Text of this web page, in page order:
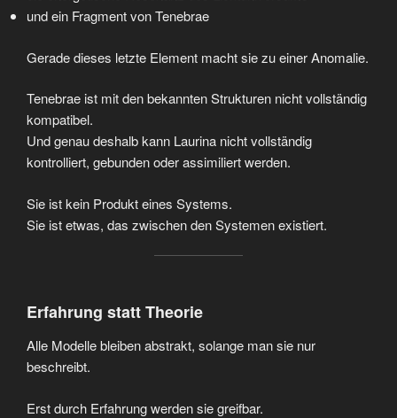
und ein Fragment von Tenebrae
Gerade dieses letzte Element macht sie zu einer Anomalie.
Tenebrae ist mit den bekannten Strukturen nicht vollständig
kompatibel.
Und genau deshalb kann Laurina nicht vollständig
kontrolliert, gebunden oder assimiliert werden.
Sie ist kein Produkt eines Systems.
Sie ist etwas, das zwischen den Systemen existiert.
Erfahrung statt Theorie
Alle Modelle bleiben abstrakt, solange man sie nur
beschreibt.
Erst durch Erfahrung werden sie greifbar.